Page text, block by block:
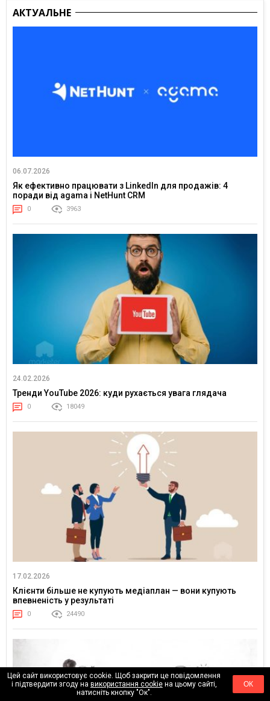
АКТУАЛЬНЕ
06.07.2026
Як ефективно працювати з LinkedIn для продажів: 4
поради від agama і NetHunt CRM
0 3963
24.02.2026
Тренди YouTube 2026: куди рухається увага глядача
0 18049
17.02.2026
Клієнти більше не купують медіаплан — вони купують
впевненість у результаті
0 24490
Цей сайт використовує cookie. Щоб закрити це повідомлення
і підтвердити згоду на використання cookieна цьому сайті,
натисніть кнопку "Ок".
ОК